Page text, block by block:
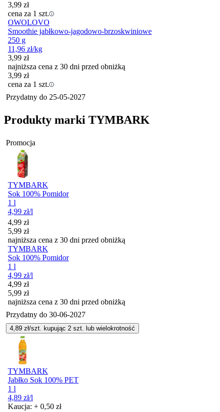
3,99 zł
cena za 1 szt.
OWOLOVO
Smoothie jabłkowo-jagodowo-brzoskwiniowe
250 g
11,96 zł/kg
3,99 zł
najniższa cena z 30 dni przed obniżką
3,99 zł
cena za 1 szt.
Przydatny do 25-05-2027
Produkty marki TYMBARK
Promocja
TYMBARK
Sok 100% Pomidor
1 l
4,99 zł/l
Cena promocyjna
4,99 zł
5,99 zł
najniższa cena z 30 dni przed obniżką
TYMBARK
Sok 100% Pomidor
1 l
4,99 zł/l
Cena promocyjna
4,99 zł
5,99 zł
najniższa cena z 30 dni przed obniżką
Przydatny do 30-06-2027
4,89 zł/szt. kupując 2 szt. lub wielokrotność
TYMBARK
Jabłko Sok 100% PET
1 l
4,89 zł/l
Kaucja: + 0,50 zł